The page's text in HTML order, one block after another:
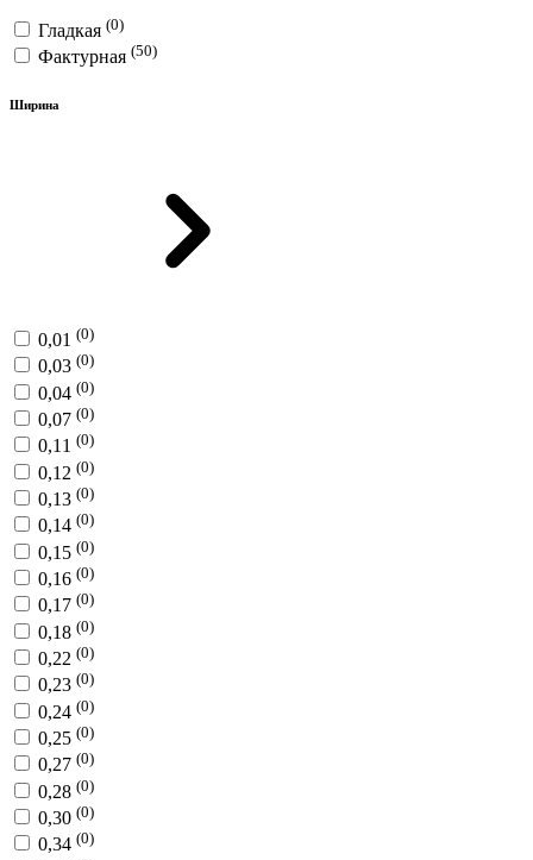
Гладкая (0)
Фактурная (50)
Ширина
0,01 (0)
0,03 (0)
0,04 (0)
0,07 (0)
0,11 (0)
0,12 (0)
0,13 (0)
0,14 (0)
0,15 (0)
0,16 (0)
0,17 (0)
0,18 (0)
0,22 (0)
0,23 (0)
0,24 (0)
0,25 (0)
0,27 (0)
0,28 (0)
0,30 (0)
0,34 (0)